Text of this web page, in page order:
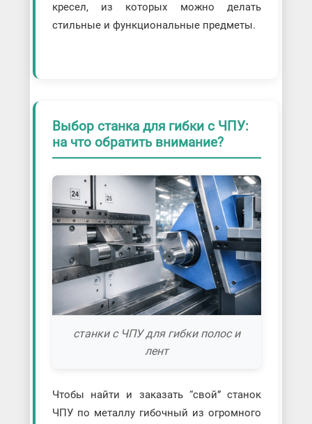
кресел, из которых можно делать
стильные и функциональные предметы.
Выбор станка для гибки с ЧПУ:
на что обратить внимание?
станки с ЧПУ для гибки полос и
лент
Чтобы найти и заказать “свой” станок
ЧПУ по металлу гибочный из огромного